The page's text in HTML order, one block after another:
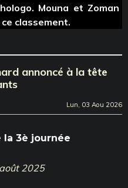
Mouna et Zoman
classement.
annoncé à la tête
Lun, 03 Aou 2026
la 3è journée
2025